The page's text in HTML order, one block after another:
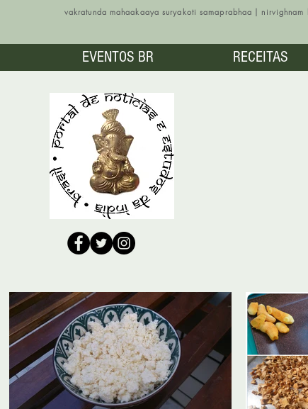
vakratunda mahaakaaya suryakoti samaprabhaa | nirvighnam
EVENTOS BR RECEITAS